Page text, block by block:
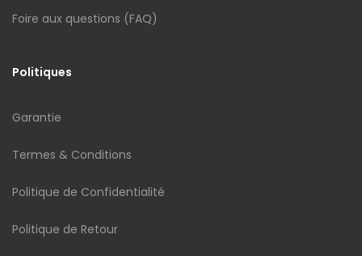
Foire aux questions (FAQ)
Politiques
Garantie
Termes & Conditions
Politique de Confidentialité
Politique de Retour